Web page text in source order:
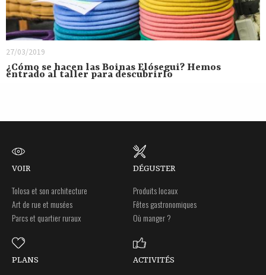
27/03/2019
¿Cómo se hacen las Boinas Elósegui? Hemos
entrado al taller para descubrirlo
VOIR
Tolosa et son architecture
Art de rue et musées
Parcs et quartier ruraux
DÉGUSTER
Produits locaux
Fêtes gastronomiques
Où manger ?
PLANS ACTIVITÉS